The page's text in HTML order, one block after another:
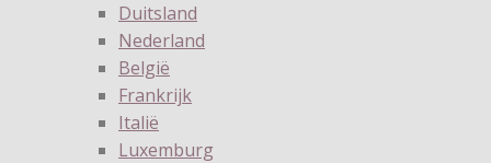
Duitsland
Nederland
België
Frankrijk
Italië
Luxemburg